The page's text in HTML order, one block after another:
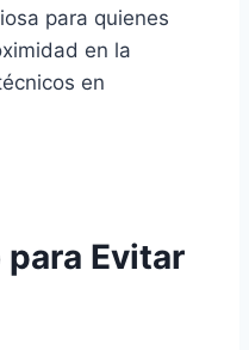
para quienes
en la
en
Evitar